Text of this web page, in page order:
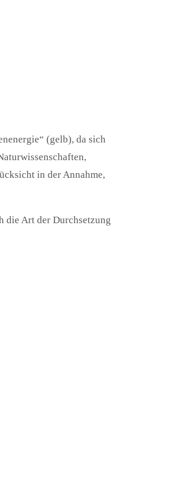
(gelb), da sich
in der Annahme,
die Art der Durchsetzung